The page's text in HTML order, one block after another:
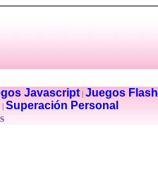
Javascript| Juegos Flash
Superación Personal